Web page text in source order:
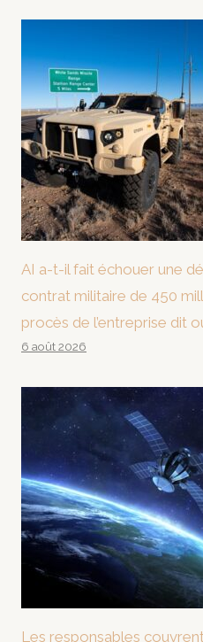
AI a-t-il fait échouer une
contrat militaire de 450
procès de l’entreprise dit
6 août 2026
Les responsables